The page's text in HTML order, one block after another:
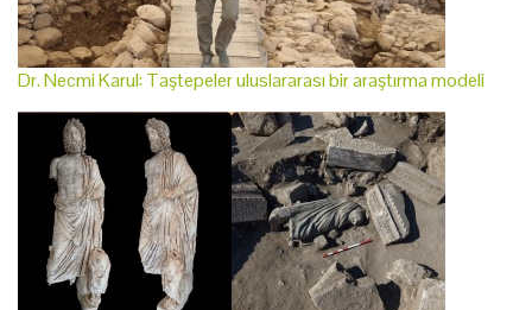
Dr. Necmi Karul: Taştepeler uluslararası bir araştırma modeli